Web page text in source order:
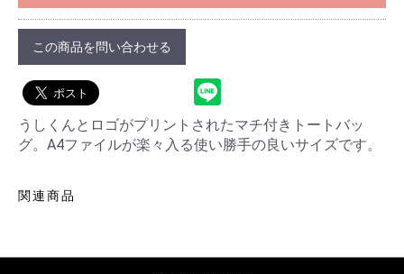
この商品を問い合わせる
うしくんとロゴがプリントされたマチ付きトートバッ
グ。A4ファイルが楽々入る使い勝手の良いサイズです。
関連商品